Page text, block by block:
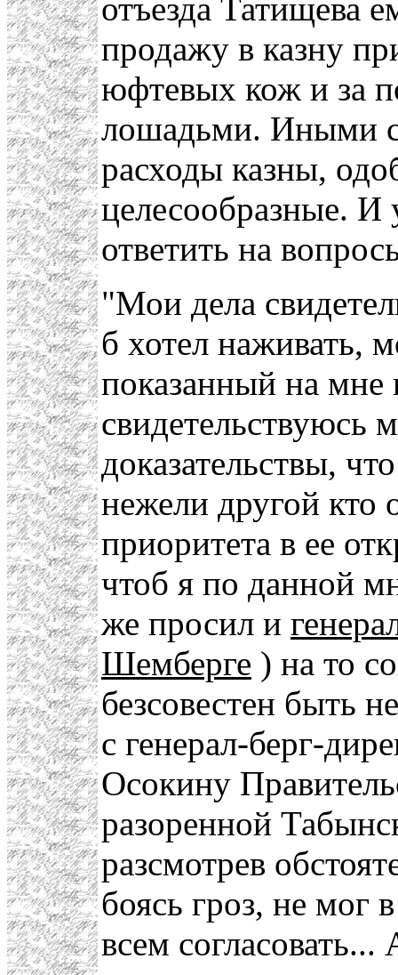
отъезда Татищева
продажу в казну
юфтевых кож и за
лошадьми. Иными
расходы казны,
целесообразные. И
ответить на
"Мои дела
б хотел наживать,
показанный на мне
доказательствы,
нежели другой кто
приоритета в ее
чтоб я по данной
же просил и
Шемберге ) на то
безсовестен быть
с генерал-берг-
Осокину
разоренной
разсмотрев
боясь гроз, не мог
всем